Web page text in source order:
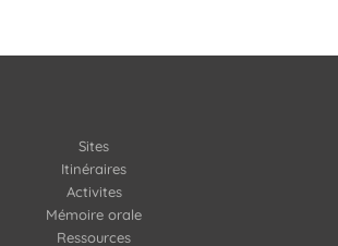
Sites
Itinéraires
Activites
Mémoire orale
Ressources